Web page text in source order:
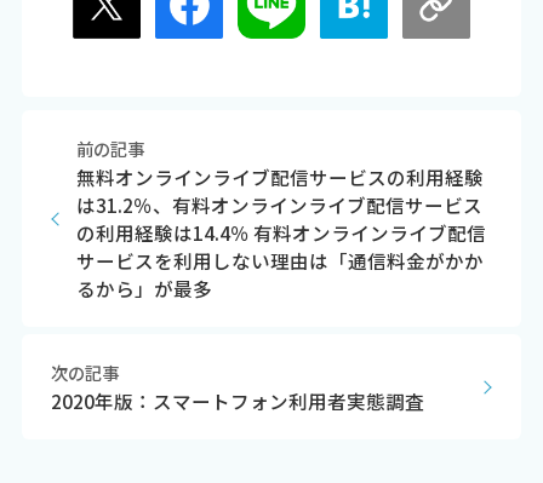
前の記事
無料オンラインライブ配信サービスの利用経験
は31.2％、有料オンラインライブ配信サービス
の利用経験は14.4％ 有料オンラインライブ配信
サービスを利用しない理由は「通信料金がかか
るから」が最多
次の記事
2020年版：スマートフォン利用者実態調査